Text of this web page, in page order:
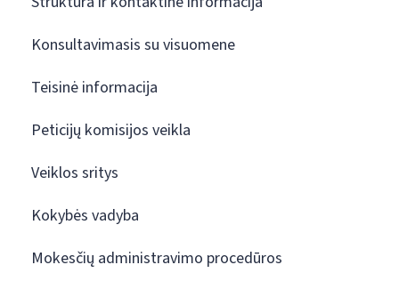
Konsultavimasis su visuomene
Teisinė informacija
Peticijų komisijos veikla
Veiklos sritys
Kokybės vadyba
Mokesčių administravimo procedūros